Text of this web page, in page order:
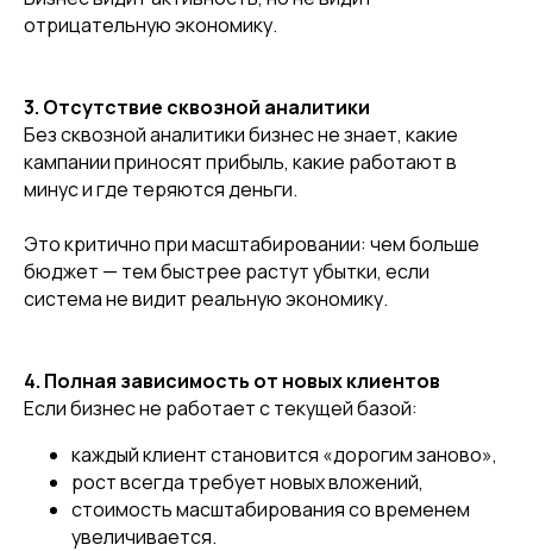
отрицательную экономику.
3. Отсутствие сквозной аналитики
Без сквозной аналитики бизнес не знает, какие
кампании приносят прибыль, какие работают в
минус и где теряются деньги.
Это критично при масштабировании: чем больше
бюджет — тем быстрее растут убытки, если
система не видит реальную экономику.
4. Полная зависимость от новых клиентов
Если бизнес не работает с текущей базой:
каждый клиент становится «дорогим заново»,
рост всегда требует новых вложений,
стоимость масштабирования со временем
увеличивается.